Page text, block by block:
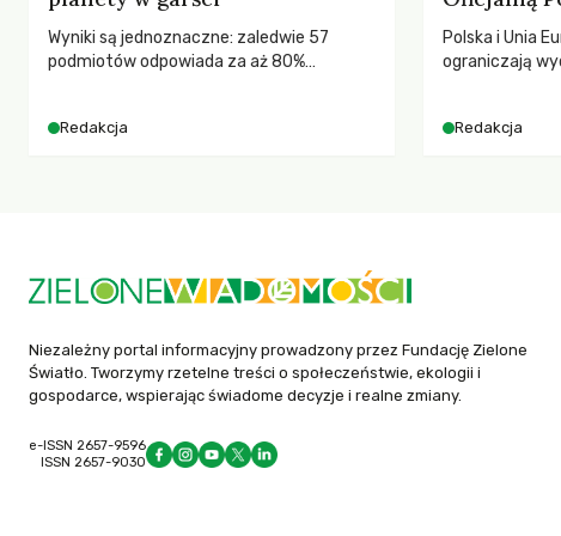
Wyniki są jednoznaczne: zaledwie 57
podmiotów odpowiada za aż 80%
Redakcja
Polska i Unia
ograniczają
dla krajów
Redakcja
Niezależny portal informacyjny prowadzony przez Fundację Zielone
Światło. Tworzymy rzetelne treści o społeczeństwie, ekologii i
gospodarce, wspierając świadome decyzje i realne zmiany.
e-ISSN 2657-9596
ISSN 2657-9030